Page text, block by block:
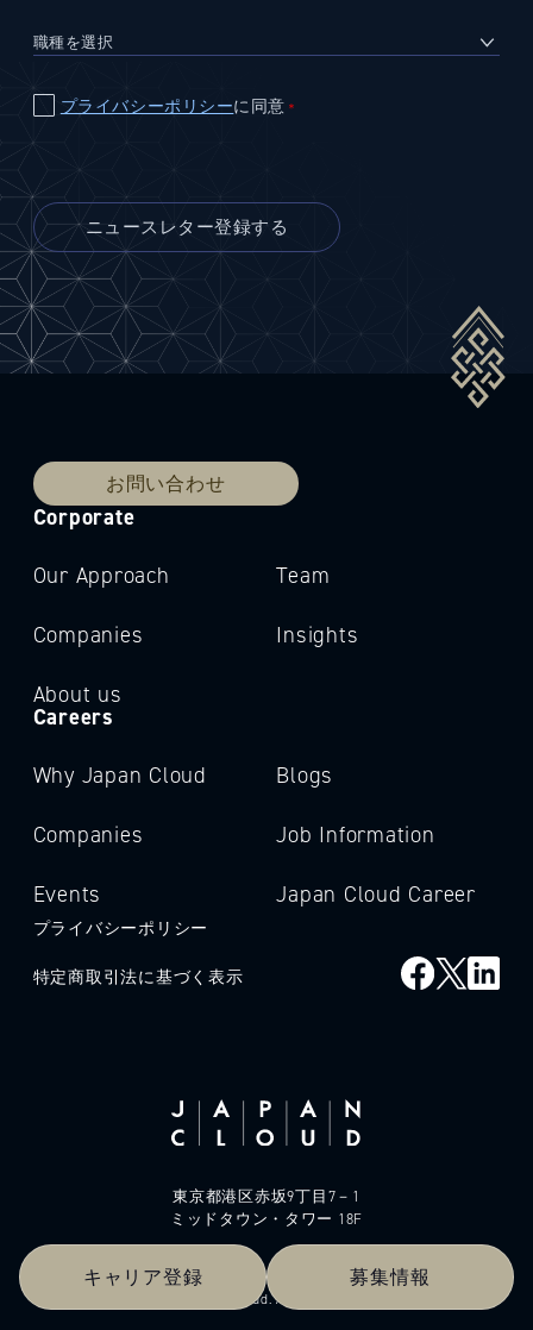
キャリア登録 募集情報
プライバシーポリシーに同意 ＊
お問い合わせ
Corporate
Our Approach
Companies
About us
Team
Insights
Careers
Why Japan Cloud
Companies
Events
Blogs
Job Information
Japan Cloud Career
プライバシーポリシー
特定商取引法に基づく表示
東京都港区赤坂9丁目7－1
ミッドタウン・タワー 18F
© 2026 Japan Cloud. All rights reserved.